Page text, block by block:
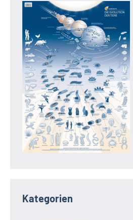
Kategorien